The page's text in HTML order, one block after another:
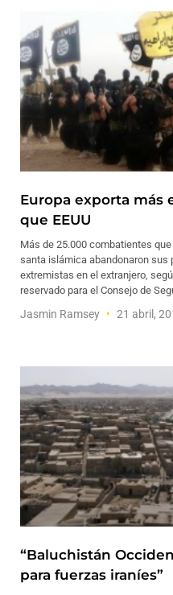
Europa exporta más
que EEUU
Más de 25.000 combatientes
santa islámica abandonaron sus
extremistas en el extranjero,
reservado para el Consejo de
Jasmin Ramsey 21 abril,
“Baluchistán
para fuerzas iraníes”